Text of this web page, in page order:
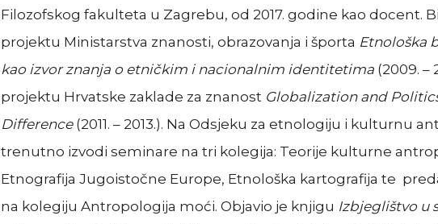
Filozofskog fakulteta u Zagrebu, od 2017. godine kao docent.
projektu Ministarstva znanosti, obrazovanja i športa Etnološka
kao izvor znanja o etničkim i nacionalnim identitetima (2009. –
projektu Hrvatske zaklade za znanost Globalization and
Difference(2011. – 2013.). Na Odsjeku za etnologiju i kulturnu
trenutno izvodi seminare na tri kolegija: Teorije kulturne
Etnografija Jugoistočne Europe, Etnološka kartografija te
na kolegiju Antropologija moći. Objavio je knjigu Izbjeglištvo u